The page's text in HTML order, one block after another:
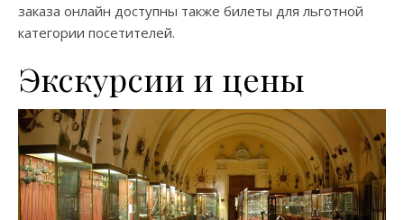
заказа онлайн доступны также билеты для льготной
категории посетителей.
Экскурсии и цены